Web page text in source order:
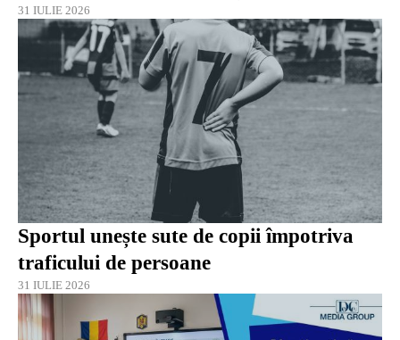
31 IULIE 2026
Sportul unește sute de copii împotriva
traficului de persoane
31 IULIE 2026